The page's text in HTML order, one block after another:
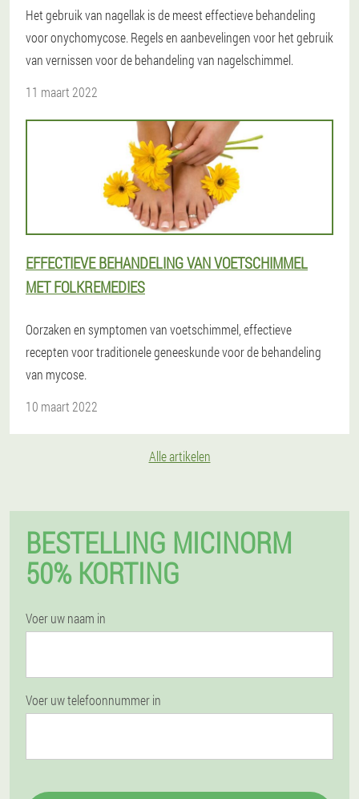
Het gebruik van nagellak is de meest effectieve behandeling
voor onychomycose. Regels en aanbevelingen voor het gebruik
van vernissen voor de behandeling van nagelschimmel.
11 maart 2022
EFFECTIEVE BEHANDELING VAN VOETSCHIMMEL
MET FOLKREMEDIES
Oorzaken en symptomen van voetschimmel, effectieve
recepten voor traditionele geneeskunde voor de behandeling
van mycose.
10 maart 2022
Alle artikelen
BESTELLING MICINORM
50% KORTING
Voer uw naam in
Voer uw telefoonnummer in